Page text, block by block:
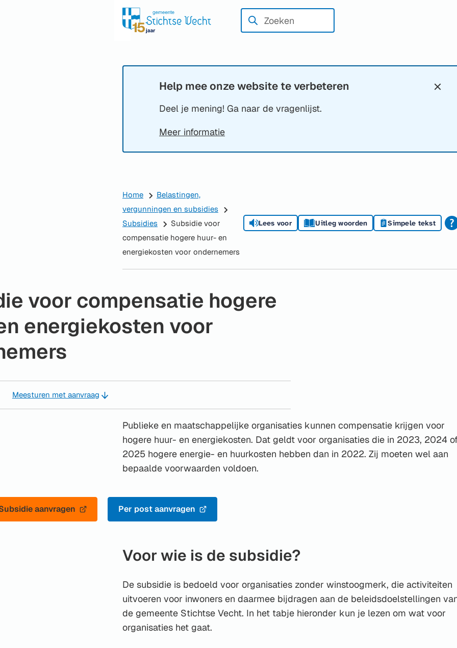
Zoeken
Wanneer
zijn
kun
hierdoor
pijl
te
gebruiken.
enter-
om
een
Informatie:
Help mee onze website te verbeteren
Deel je mening! Ga naar de vragenlijst.
Meer informatie
Home
Belastingen,
vergunningen en subsidies
Subsidies
Subsidie voor
compensatie hogere huur- en
energiekosten voor ondernemers
Lees voor Uitleg woorden Simpele tekst
voor compensatie hogere
energiekosten voor
Meesturen met aanvraag
Publieke en maatschappelijke organisaties kunnen compensatie krijgen voor
hogere huur- en energiekosten. Dat geldt voor organisaties die in 2023, 2024
2025 hogere energie- en huurkosten hebben dan in 2022. Zij moeten wel aan
bepaalde voorwaarden voldoen.
aanvragen Per post aanvragen
(Verwijst
externe
Voor wie is de subsidie?
De subsidie is bedoeld voor organisaties zonder winstoogmerk, die activiteiten
uitvoeren voor inwoners en daarmee bijdragen aan de beleidsdoelstellingen
de gemeente Stichtse Vecht. In het tabje hieronder kun je lezen om wat voor
organisaties het gaat.